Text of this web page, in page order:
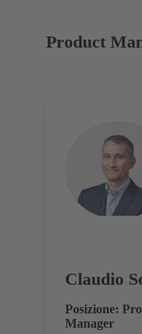
Product
Claudio
Posizione:
Manager